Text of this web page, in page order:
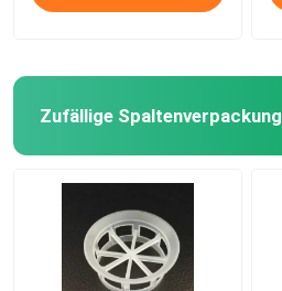
Zufällige Spaltenverpackung